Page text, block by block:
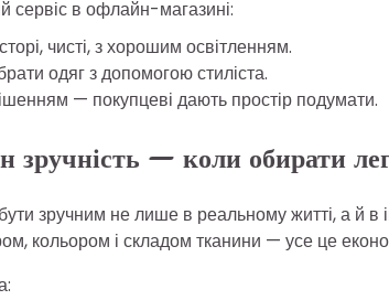
сервіс в офлайн-магазині:
чисті, з хорошим освітленням.
одяг з допомогою стиліста.
— покупцеві дають простір подумати.
зручність — коли обирати
зручним не лише в реальному житті, а й в
кольором і складом тканини — усе це